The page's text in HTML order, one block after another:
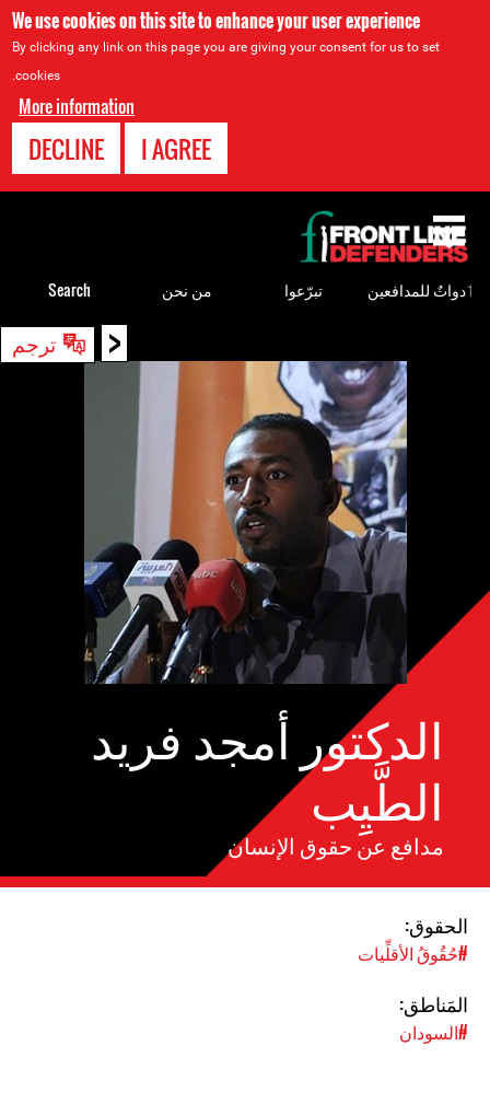
We use cookies on this site to enhance your user experience
By clicking any link on this page you are giving your consent for us to set
cookies.
More information
I AGREE
DECLINE
< ترجم
الدكتور أمجد فريد
الطَّيِب
مدافع عن حقوق الإنسان
الحقوق:
#حُقُوقُ الأقلِّيات
المَناطق:
#السودان
to
top
ٲدواتٌ للمدافعين تبرّعوا من نحن Search